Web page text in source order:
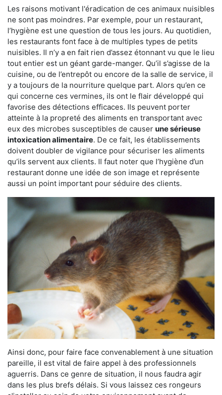
Les raisons motivant l'éradication de ces animaux nuisibles
ne sont pas moindres. Par exemple, pour un restaurant,
l’hygiène est une question de tous les jours. Au quotidien,
les restaurants font face à de multiples types de petits
nuisibles. Il n’y a en fait rien d’assez étonnant vu que le lieu
tout entier est un géant garde-manger. Qu’il s’agisse de la
cuisine, ou de l’entrepôt ou encore de la salle de service, il
y a toujours de la nourriture quelque part. Alors qu’en ce
qui concerne ces vermines, ils ont le flair développé qui
favorise des détections efficaces. Ils peuvent porter
atteinte à la propreté des aliments en transportant avec
eux des microbes susceptibles de causer une sérieuse
intoxication alimentaire. De ce fait, les établissements
doivent doubler de vigilance pour sécuriser les aliments
qu’ils servent aux clients. Il faut noter que l’hygiène d’un
restaurant donne une idée de son image et représente
aussi un point important pour séduire des clients.
Ainsi donc, pour faire face convenablement à une situation
pareille, il est vital de faire appel à des professionnels
aguerris. Dans ce genre de situation, il nous faudra agir
dans les plus brefs délais. Si vous laissez ces rongeurs